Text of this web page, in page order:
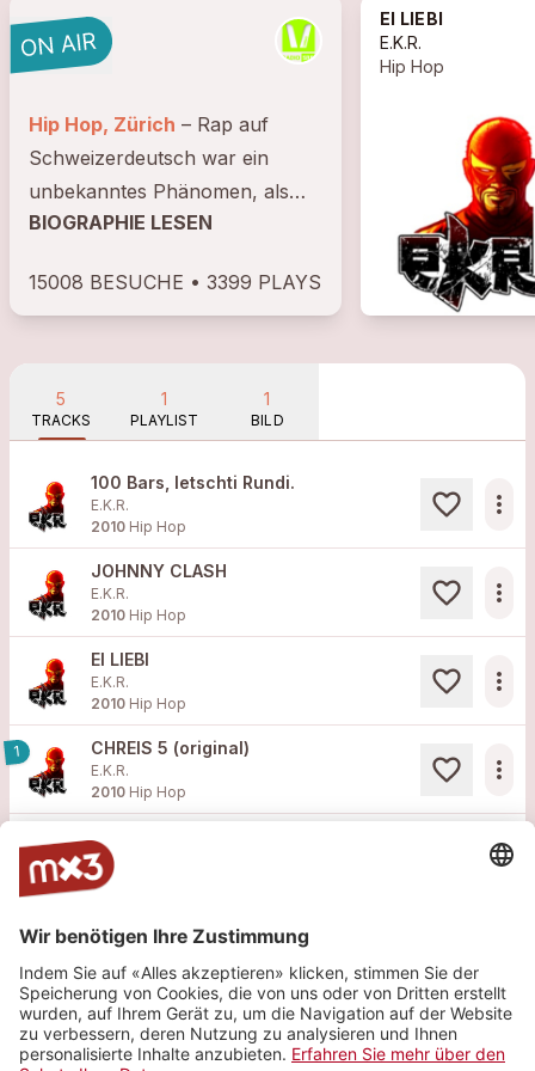
Hip Hop, Zürich
Schweizerdeutsch war ein
unbekanntes Phänomen, als
sich Anfang der 90er-Jahre auf
Jugendzentren ein Lied über
Politisch...
BIOGRAPHIE LESEN
15008 BESUCHE • 3399 PLAYS
EI LIEBI
E.K.R.
Hip Hop
5
TRACKS
1
PLAYLIST
1
BILD
100 Bars, letschti Rundi.
E.K.R.
2010 Hip Hop
more_horiz
JOHNNY CLASH
E.K.R.
2010 Hip Hop
more_horiz
EI LIEBI
E.K.R.
2010 Hip Hop
more_horiz
1 CHREIS 5 (original)
E.K.R.
2010 Hip Hop
more_horiz
GANG WEG
E.K.R.
2010
more_horiz
My space Facebook Site web